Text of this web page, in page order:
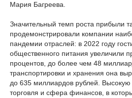
Мария Багреева.
Значительный темп роста прибыли
продемонстрировали компании
пандемии отраслей: в 2022 году
общественного питания увеличили
процентов, до более чем 48
транспортировки и хранения она
до 635 миллиардов рублей. Высокую
торговля и сфера финансов, в